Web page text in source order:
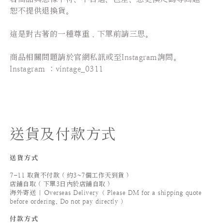
恕不提供退換貨。
這是對古著的一種尊重，下單前請三思。
商品相關問題請於官網私訊或至Instagram詢問。
Instagram ：vintage_0311
送貨及付款方式
送貨方式
7-11 取貨不付款 ( 約3~7個工作天到貨 )
店鋪自取 ( 下單3日內於店鋪自取 )
海外寄送 | Overseas Delivery（ Please DM for a shipping quote
before ordering. Do not pay directly ）
付款方式